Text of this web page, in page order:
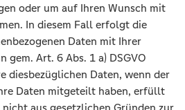
oder um auf Ihren Wunsch mit
In diesem Fall erfolgt die
Daten mit Ihrer
gem. Art. 6 Abs. 1 a) DSGVO
diesbezüglichen Daten, wenn der
Daten mitgeteilt haben, erfüllt